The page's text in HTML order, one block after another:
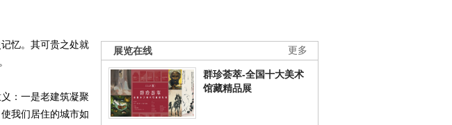
更多
展览在线
群珍荟萃-全国十大美术
馆藏精品展
忆。其可贵之处就
：一是老建筑凝聚
我们居住的城市如